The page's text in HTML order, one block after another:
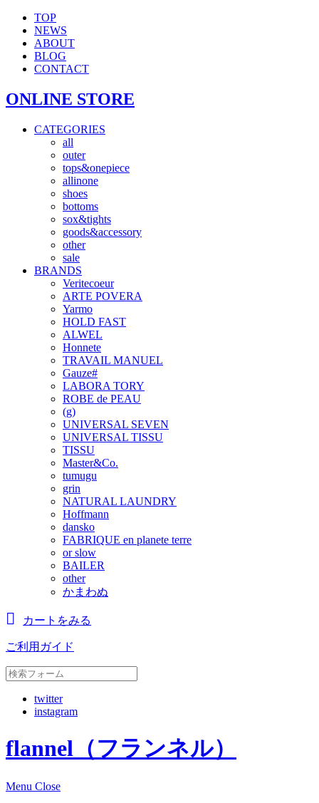
TOP
NEWS
ABOUT
BLOG
CONTACT
ONLINE STORE
CATEGORIES
all
outer
tops&onepiece
allinone
shoes
bottoms
sox&tights
goods&accessory
other
sale
BRANDS
Veritecoeur
ARTE POVERA
Yarmo
HOLD FAST
ALWEL
Honnete
TRAVAIL MANUEL
Gauze#
LABORA TORY
ROBE de PEAU
(g)
UNIVERSAL SEVEN
UNIVERSAL TISSU
TISSU
Master&Co.
tumugu
grin
NATURAL LAUNDRY
Hoffmann
dansko
FABRIQUE en planete terre
or slow
BAILER
other
かまわぬ
カートをみる
ご利用ガイド
twitter
instagram
flannel（フランネル）
Menu Close